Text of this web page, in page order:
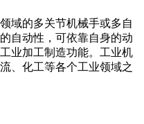
域的多关节机械手或多自
自动性，可依靠自身的动
业加工制造功能。工业机
、化工等各个工业领域之